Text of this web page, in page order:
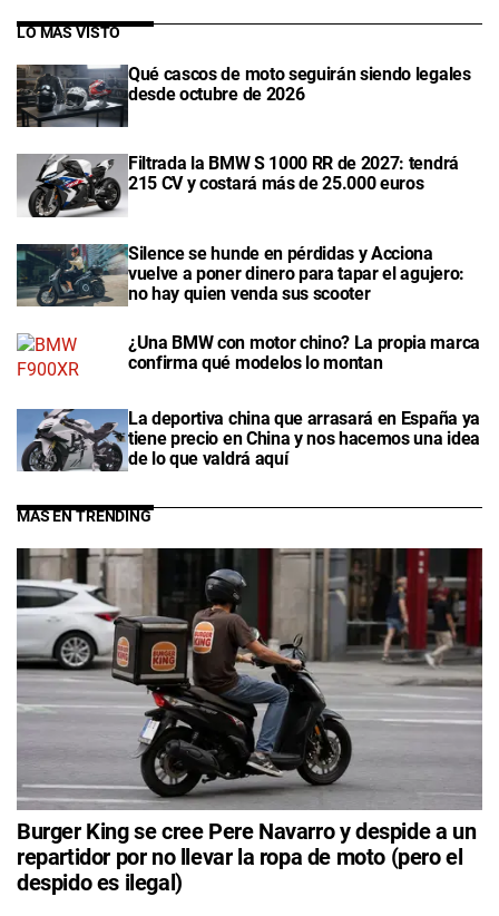
LO MÁS VISTO
Qué cascos de moto seguirán siendo legales
desde octubre de 2026
Filtrada la BMW S 1000 RR de 2027: tendrá
215 CV y costará más de 25.000 euros
Silence se hunde en pérdidas y Acciona
vuelve a poner dinero para tapar el agujero:
no hay quien venda sus scooter
¿Una BMW con motor chino? La propia marca
confirma qué modelos lo montan
La deportiva china que arrasará en España ya
tiene precio en China y nos hacemos una idea
de lo que valdrá aquí
MÁS EN TRENDING
Burger King se cree Pere Navarro y despide a un
repartidor por no llevar la ropa de moto (pero el
despido es ilegal)